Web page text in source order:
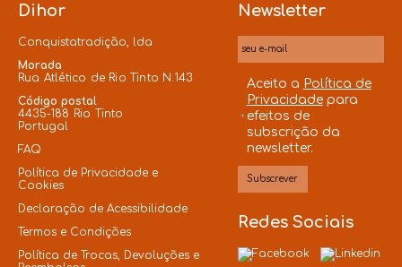
Dihor
Conquistatradição, lda
Morada
Rua Atlético de Rio Tinto N.143
Código postal
4435-188 Rio Tinto
Portugal
FAQ
Política de Privacidade e
Cookies
Declaração de Acessibilidade
Termos e Condições
Política de Trocas, Devoluções e
Newsletter
Aceito a Política de
Privacidadepara
efeitos de
subscrição da
newsletter.
Redes Sociais